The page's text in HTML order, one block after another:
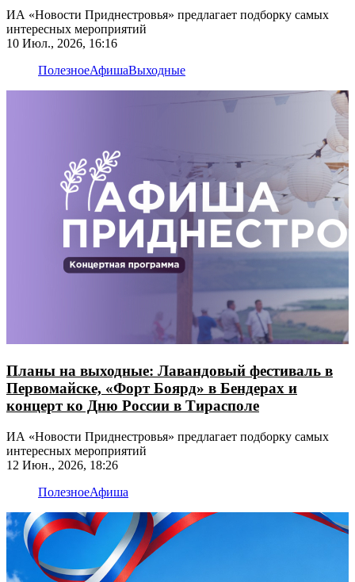
ИА «Новости Приднестровья» предлагает подборку самых
интересных мероприятий
10 Июл., 2026, 16:16
ПолезноеАфишаВыходные
Планы на выходные: Лавандовый фестиваль в
Первомайске, «Форт Боярд» в Бендерах и
концерт ко Дню России в Тирасполе
ИА «Новости Приднестровья» предлагает подборку самых
интересных мероприятий
12 Июн., 2026, 18:26
ПолезноеАфиша